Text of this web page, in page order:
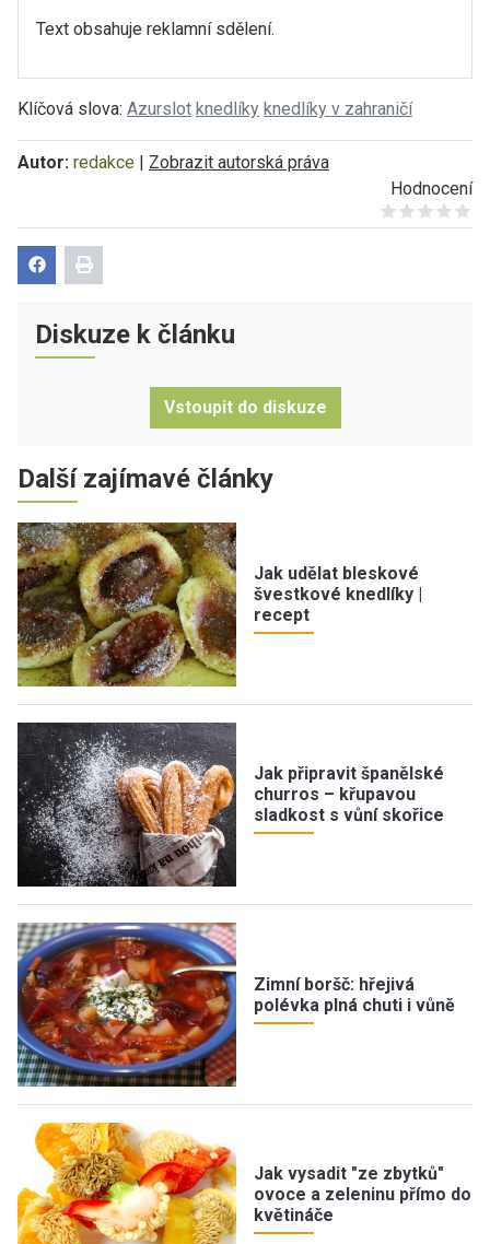
Text obsahuje reklamní sdělení.
Klíčová slova: Azurslot knedlíky knedlíky v zahraničí
Autor: redakce | Zobrazit autorská práva
Hodnocení
Give it 1/5
Give it 2/5
Give it 3/5
Give it 4/5
Give it 5/5
Diskuze k článku
Vstoupit do diskuze
Další zajímavé články
Jak udělat bleskové
švestkové knedlíky |
recept
Jak připravit španělské
churros – křupavou
sladkost s vůní skořice
Zimní boršč: hřejivá
polévka plná chuti i vůně
Jak vysadit "ze zbytků"
ovoce a zeleninu přímo do
květináče